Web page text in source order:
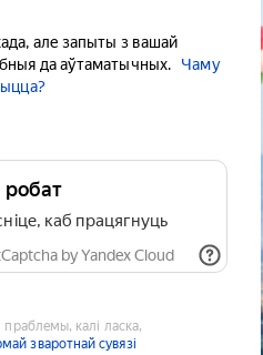
але запыты з вашай
да аўтаматычных.
Чаму
робат
каб працягнуць
by Yandex Cloud
праблемы, калі ласка,
зваротнай сувязі